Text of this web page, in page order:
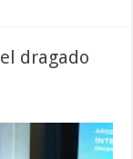
dragado